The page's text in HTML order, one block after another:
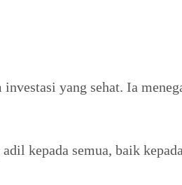
yang sehat. Ia
kepada semua, baik